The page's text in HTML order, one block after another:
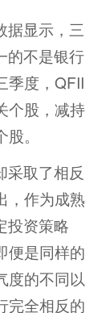
显示，三
的不是银行
季度，QFII
个股，减持
。
取了相反
，作为成熟
投资策略
便是同样的
度的不同以
完全相反的